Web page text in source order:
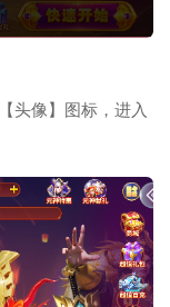
头像】图标，进入